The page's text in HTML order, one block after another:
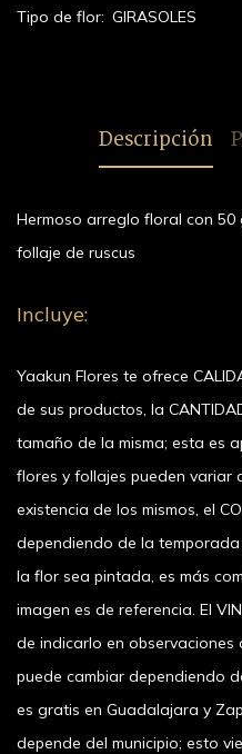
Tipo de flor: GIRASOLES
Descripción
Hermoso arreglo floral con
follaje de ruscus
Incluye:
Yaakun Flores te ofrece
de sus productos, la
tamaño de la misma; esta es
flores y follajes pueden variar
existencia de los mismos, el
dependiendo de la
la flor sea pintada, es más
imagen es de referencia. El
de indicarlo en observaciones
puede cambiar dependiendo
es gratis en Guadalajara y
depende del municipio; esto